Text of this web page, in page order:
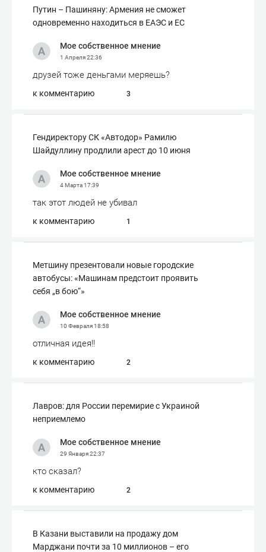
Путин – Пашиняну: Армения не сможет
одновременно находиться в ЕАЭС и ЕС
Мое собственное мнение
1 Апреля22:36
друзей тоже деньгами меряешь?
к комментарию 3
Гендиректору СК «Автодор» Рамилю
Шайдуллину продлили арест до 10 июня
Мое собственное мнение
4 Марта17:39
так этот людей не убивал
к комментарию 1
Метшину презентовали новые городские
автобусы: «Машинам предстоит проявить
себя „в бою“»
Мое собственное мнение
10 Февраля18:58
отличная идея!!
к комментарию 2
Лавров: для России перемирие с Украиной
неприемлемо
Мое собственное мнение
29 Января22:37
кто сказал?
к комментарию 2
В Казани выставили на продажу дом
Марджани почти за 10 миллионов – его